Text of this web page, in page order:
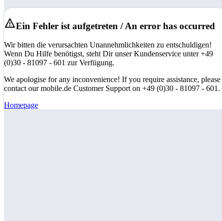
Ein Fehler ist aufgetreten / An error has occurred
Wir bitten die verursachten Unannehmlichkeiten zu entschuldigen!
Wenn Du Hilfe benötigst, steht Dir unser Kundenservice unter +49
(0)30 - 81097 - 601 zur Verfügung.
We apologise for any inconvenience! If you require assistance, please
contact our mobile.de Customer Support on +49 (0)30 - 81097 - 601.
Homepage